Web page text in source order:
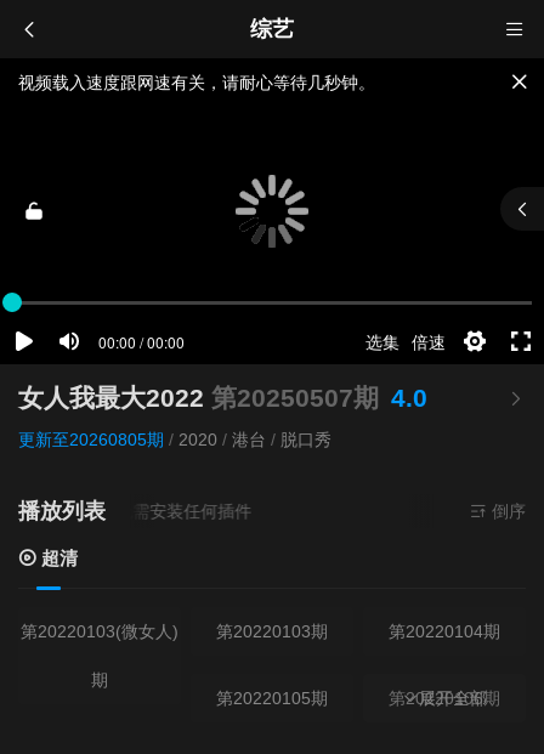
综艺
视频载入速度跟网速有关，请耐心等待几秒钟。
如果无法播放请重新刷新页面，或者切换线路。
女人我最大2022 第20250507期 4.0
更新至20260805期 / 2020 / 港台 / 脱口秀
播放列表
来源超清- 无需安装任何插件 倒序
超清
第20220103(微女人)
期
第20220103期 第20220104期
第20220105期 第20220106期
展开全部